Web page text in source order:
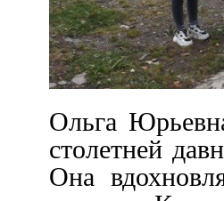
Ольга
столетней
Она